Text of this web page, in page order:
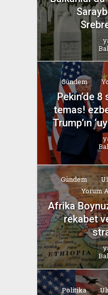
Gündem
Pekin’de
temas!
Trump’ın
Gündem
Yorum
Afrika
rekabet
Politika